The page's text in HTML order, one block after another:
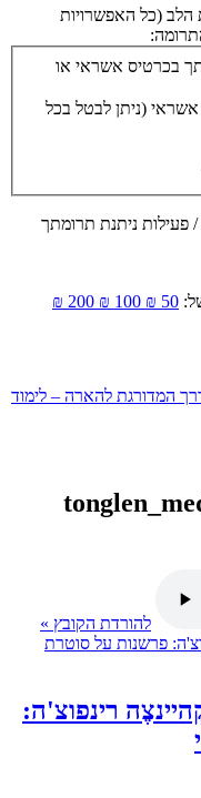
הלב (כל האפשרויות
בכרטיס אשראי או
(ניתן לבטל בכל
פעילות ניתנת תרומתך
50 ₪
100 ₪
200 ₪
המדורגת להארה – לימוד
להורדת הקובץ »
רינפוצ'ה: